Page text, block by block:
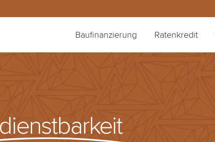
Baufinanzierung Ratenkredit